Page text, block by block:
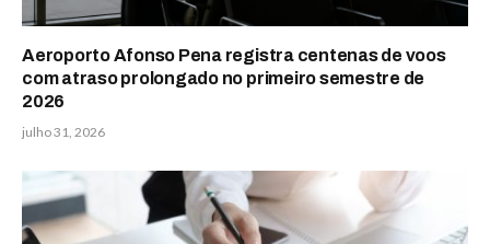
Aeroporto Afonso Pena registra centenas de voos
com atraso prolongado no primeiro semestre de
2026
julho 31, 2026